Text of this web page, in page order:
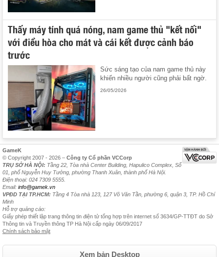
Thấy máy tính quá nóng, nam game thủ "kết nối"
với điều hòa cho mát và cái kết được cảnh báo
trước
Sức sáng tạo của nam game thủ này
khiến nhiều người cũng phải bất ngờ.
26/05/2026
GameK
© Copyright 2007 - 2026 – Công ty Cổ phần VCCorp
TRỤ SỞ HÀ NỘI: Tầng 22, Tòa nhà Center Building, Hapulico Complex, Số
01, phố Nguyễn Huy Tưởng, phường Thanh Xuân, thành phố Hà Nội.
Điện thoại: 024 7309 5555.
Email: info@gamek.vn
VPĐD TẠI TP.HCM: Tầng 4 Tòa nhà 123, 127 Võ Văn Tần, phường 6, quận 3, TP. Hồ Chí
Minh
Hỗ trợ quảng cáo:
Giấy phép thiết lập trang thông tin điện tử tổng hợp trên internet số 3634/GP-TTĐT do Sở
Thông tin và Truyền thông TP Hà Nội cấp ngày 06/09/2017
Chính sách bảo mật
Xem bản Desktop